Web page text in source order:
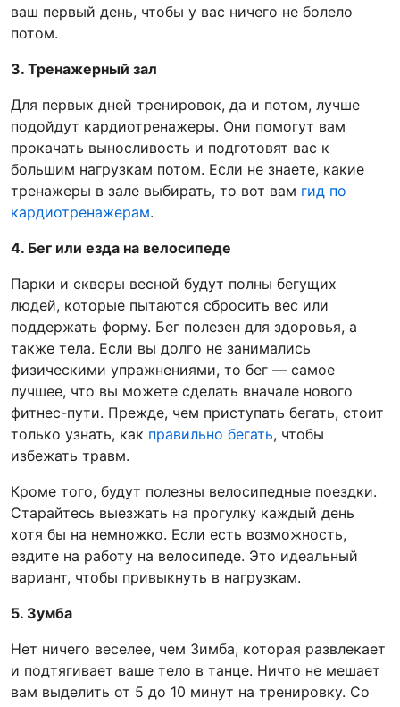
ваш первый день, чтобы у вас ничего не болело
потом.
3. Тренажерный зал
Для первых дней тренировок, да и потом, лучше
подойдут кардиотренажеры. Они помогут вам
прокачать выносливость и подготовят вас к
большим нагрузкам потом. Если не знаете, какие
тренажеры в зале выбирать, то вот вам гид по
кардиотренажерам.
4. Бег или езда на велосипеде
Парки и скверы весной будут полны бегущих
людей, которые пытаются сбросить вес или
поддержать форму. Бег полезен для здоровья, а
также тела. Если вы долго не занимались
физическими упражнениями, то бег — самое
лучшее, что вы можете сделать вначале нового
фитнес-пути. Прежде, чем приступать бегать, стоит
только узнать, как правильно бегать, чтобы
избежать травм.
Кроме того, будут полезны велосипедные поездки.
Старайтесь выезжать на прогулку каждый день
хотя бы на немножко. Если есть возможность,
ездите на работу на велосипеде. Это идеальный
вариант, чтобы привыкнуть в нагрузкам.
5. Зумба
Нет ничего веселее, чем Зимба, которая развлекает
и подтягивает ваше тело в танце. Ничто не мешает
вам выделить от 5 до 10 минут на тренировку. Со